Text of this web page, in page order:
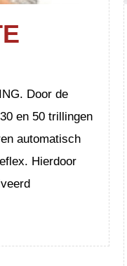
Door de
en 50 trillingen
automatisch
Hierdoor